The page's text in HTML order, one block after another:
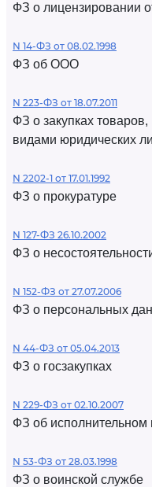
ФЗ о лицензировании
N 14-ФЗ от 08.02.1998
ФЗ об ООО
N 223-ФЗ от 18.07.2011
ФЗ о закупках
видами юридических
N 2202-1 от 17.01.1992
ФЗ о прокуратуре
N 127-ФЗ 26.10.2002
ФЗ о
N 152-ФЗ от 27.07.2006
ФЗ о персональных
N 44-ФЗ от 05.04.2013
ФЗ о госзакупках
N 229-ФЗ от 02.10.2007
ФЗ об исполнительном
N 53-ФЗ от 28.03.1998
ФЗ о воинской службе